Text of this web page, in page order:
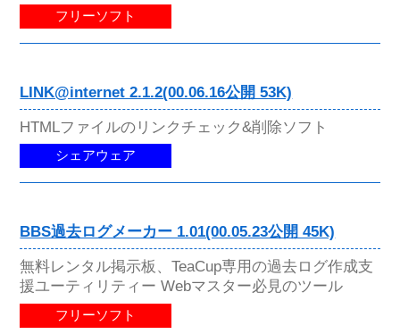
フリーソフト
LINK@internet 2.1.2(00.06.16公開 53K)
HTMLファイルのリンクチェック&削除ソフト
シェアウェア
BBS過去ログメーカー 1.01(00.05.23公開 45K)
無料レンタル掲示板、TeaCup専用の過去ログ作成支
援ユーティリティー Webマスター必見のツール
フリーソフト